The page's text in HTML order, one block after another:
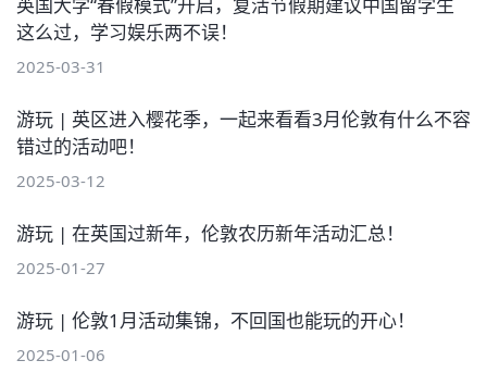
这么过，学习娱乐两不误！
2025-03-31
游玩 | 英区进入樱花季，一起来看看3月伦敦有什么不容
错过的活动吧！
2025-03-12
游玩 | 在英国过新年，伦敦农历新年活动汇总！
2025-01-27
游玩 | 伦敦1月活动集锦，不回国也能玩的开心！
2025-01-06